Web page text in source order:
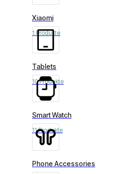
Xiaomi
1 Produkte
Tablets
10 Produkte
Smart Watch
11 Produkte
Phone Accessories